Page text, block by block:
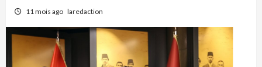
11 mois ago laredaction